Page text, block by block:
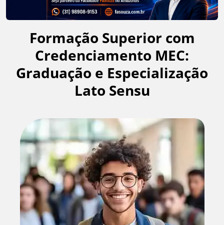
Formação Superior com
Credenciamento MEC:
Graduação e Especialização
Lato Sensu